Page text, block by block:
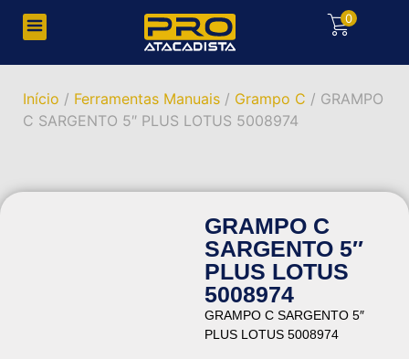
0
Início / Ferramentas Manuais / Grampo C / GRAMPO
C SARGENTO 5″ PLUS LOTUS 5008974
GRAMPO C
SARGENTO 5″
PLUS LOTUS
5008974
GRAMPO C SARGENTO 5″
PLUS LOTUS 5008974